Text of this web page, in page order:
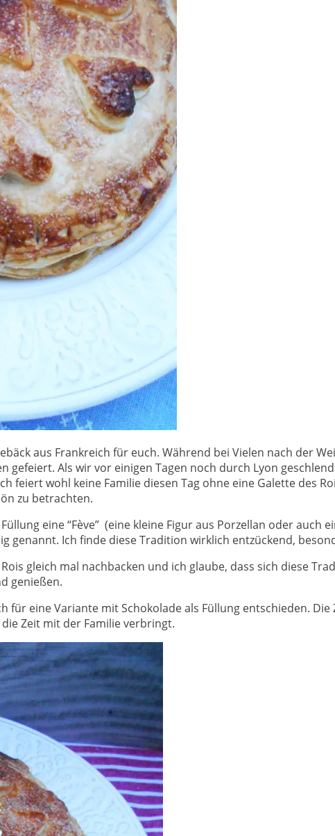
aus Frankreich für euch. Während bei Vielen nach der
gefeiert. Als wir vor einigen Tagen noch durch Lyon
feiert wohl keine Familie diesen Tag ohne eine Galette des
zu betrachten.
eine “Fève” (eine kleine Figur aus Porzellan oder auch
genannt. Ich finde diese Tradition wirklich entzückend,
gleich mal nachbacken und ich glaube, dass sich diese
genießen.
für eine Variante mit Schokolade als Füllung entschieden.
Zeit mit der Familie verbringt.